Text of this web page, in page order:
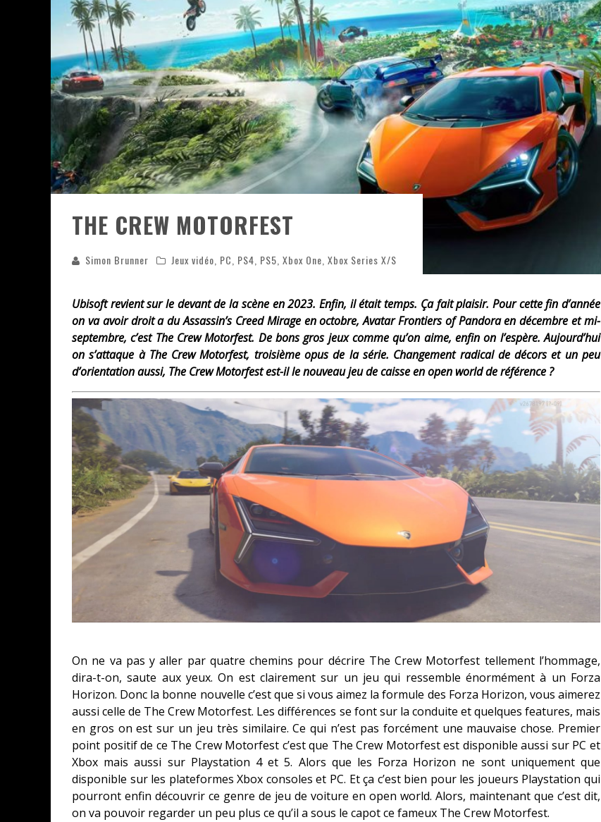
ASSASSIN'S CREED BLACK FLAG RESYNCED
« LE VENT DAND LES SAULES » - UNE BELLE HISTOIRE !
« DAMN THEM ALL » - UN DUO DE CHOC !
YOSHI AND THE MYSTERIOUS BOOK
« WOLF-MAN / INTEGRALE TOMES 1 ET 2 » - CRUELLE VENGEANCE !
THE CREW MOTORFEST
Simon Brunner Jeux vidéo PC PS4 PS5 Xbox One Xbox Series X/S
Ubisoft revient sur le devant de la scène en 2023. Enfin, il était temps. Ça fait plaisir. Pour cette fin d’année
on va avoir droit a du Assassin’s Creed Mirage en octobre, Avatar Frontiers of Pandora en décembre et mi-
septembre, c’est The Crew Motorfest. De bons gros jeux comme qu’on aime, enfin on l’espère. Aujourd’hui
on s’attaque à The Crew Motorfest, troisième opus de la série. Changement radical de décors et un peu
d’orientation aussi, The Crew Motorfest est-il le nouveau jeu de caisse en open world de référence ?
On ne va pas y aller par quatre chemins pour décrire The Crew Motorfest tellement l’hommage,
dira-t-on, saute aux yeux. On est clairement sur un jeu qui ressemble énormément à un Forza
Horizon. Donc la bonne nouvelle c’est que si vous aimez la formule des Forza Horizon, vous aimerez
aussi celle de The Crew Motorfest. Les différences se font sur la conduite et quelques features, mais
en gros on est sur un jeu très similaire. Ce qui n’est pas forcément une mauvaise chose. Premier
point positif de ce The Crew Motorfest c’est que The Crew Motorfest est disponible aussi sur PC et
Xbox mais aussi sur Playstation 4 et 5. Alors que les Forza Horizon ne sont uniquement que
disponible sur les plateformes Xbox consoles et PC. Et ça c’est bien pour les joueurs Playstation qui
pourront enfin découvrir ce genre de jeu de voiture en open world. Alors, maintenant que c’est dit,
on va pouvoir regarder un peu plus ce qu’il a sous le capot ce fameux The Crew Motorfest.